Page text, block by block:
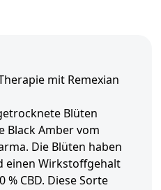
mit Remexian
Blüten
Black Amber vom
Die Blüten haben
einen Wirkstoffgehalt
% CBD. Diese Sorte